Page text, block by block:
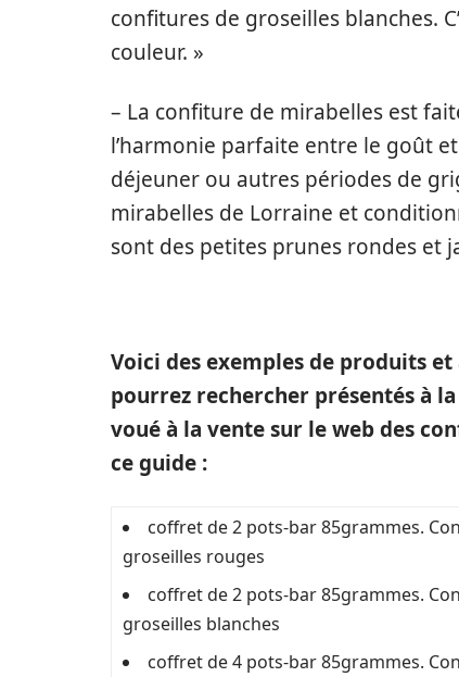
confitures de groseilles blanches.
couleur. »
– La confiture de mirabelles est
l’harmonie parfaite entre le goût
déjeuner ou autres périodes de
mirabelles de Lorraine et
sont des petites prunes rondes et
Voici des exemples de produits
pourrez rechercher présentés à
voué à la vente sur le web des
ce guide :
coffret de 2 pots-bar 85grammes.
groseilles rouges
coffret de 2 pots-bar 85grammes.
groseilles blanches
coffret de 4 pots-bar 85grammes.